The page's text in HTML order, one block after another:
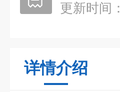
更新时间：
详情介绍